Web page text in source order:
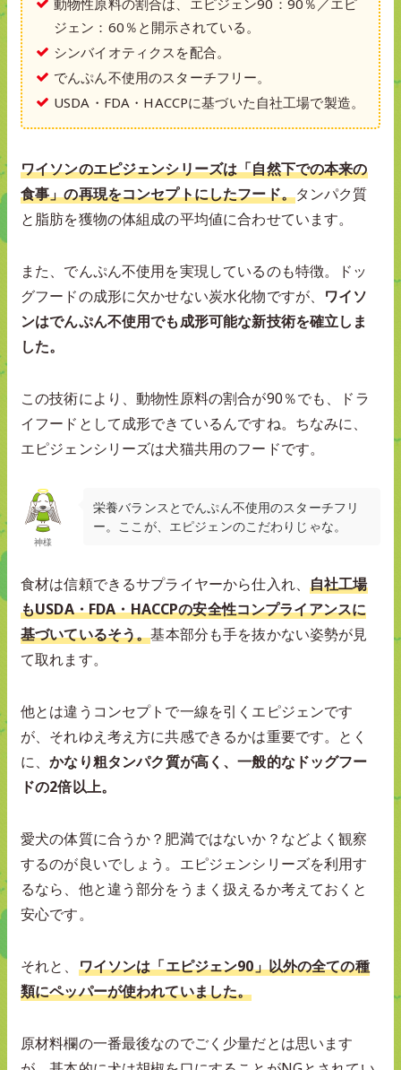
動物性原料の割合は、エピジェン90：90％／エピ
ジェン：60％と開示されている。
シンバイオティクスを配合。
でんぷん不使用のスターチフリー。
USDA・FDA・HACCPに基づいた自社工場で製造。
ワイソンのエピジェンシリーズは「自然下での本来の
食事」の再現をコンセプトにしたフード。タンパク質
と脂肪を獲物の体組成の平均値に合わせています。
また、でんぷん不使用を実現しているのも特徴。ドッ
グフードの成形に欠かせない炭水化物ですが、 ワイソ
ンはでんぷん不使用でも成形可能な新技術を確立しま
した。
この技術により、動物性原料の割合が90％でも、ドラ
イフードとして成形できているんですね。ちなみに、
エピジェンシリーズは犬猫共用のフードです。
神様
栄養バランスとでんぷん不使用のスターチフリ
ー。ここが、エピジェンのこだわりじゃな。
食材は信頼できるサプライヤーから仕入れ、 自社工場
もUSDA・FDA・HACCPの安全性コンプライアンスに
基づいているそう。基本部分も手を抜かない姿勢が見
て取れます。
他とは違うコンセプトで一線を引くエピジェンです
が、それゆえ考え方に共感できるかは重要です。とく
に、かなり粗タンパク質が高く、一般的なドッグフー
ドの2倍以上。
愛犬の体質に合うか？肥満ではないか？などよく観察
するのが良いでしょう。エピジェンシリーズを利用す
るなら、他と違う部分をうまく扱えるか考えておくと
安心です。
それと、 ワイソンは「エピジェン90」以外の全ての種
類にペッパーが使われていました。
原材料欄の一番最後なのでごく少量だとは思います